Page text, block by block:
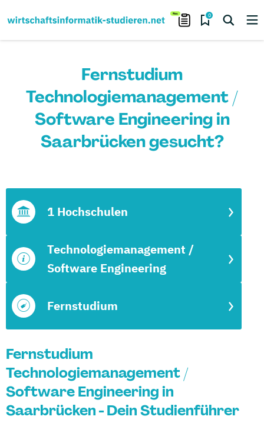
0
Fernstudium
Technologiemanagement /
Software Engineering in
Saarbrücken gesucht?
Fernstudium
Technologiemanagement /
Software Engineering
1 Hochschulen
Fernstudium
Technologiemanagement /
Software Engineering in
Saarbrücken - Dein Studienführer